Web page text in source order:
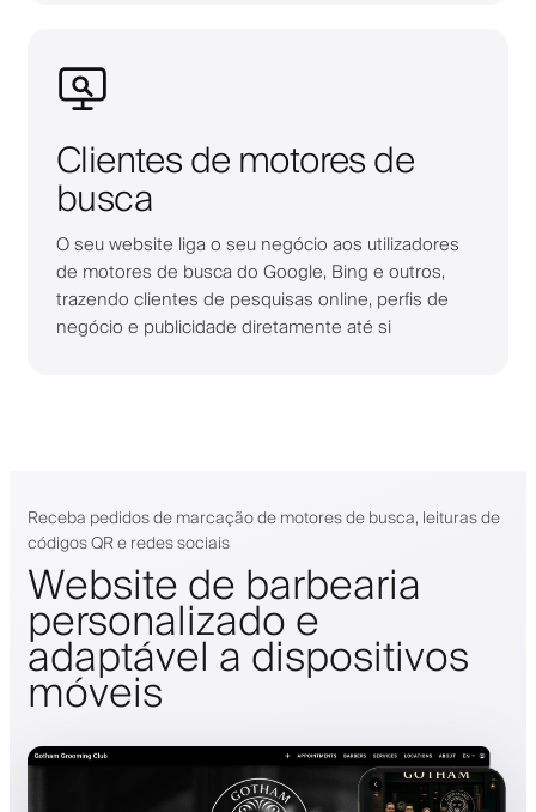
Clientes de motores de
busca
O seu website liga o seu negócio aos utilizadores
de motores de busca do Google, Bing e outros,
trazendo clientes de pesquisas online, perfis de
negócio e publicidade diretamente até si
Receba pedidos de marcação de motores de busca, leituras de
códigos QR e redes sociais
Website de barbearia
personalizado e
adaptável a dispositivos
móveis